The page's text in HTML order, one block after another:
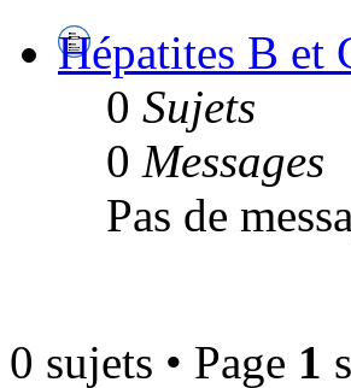
Hépatites B et
0 Sujets
0 Messages
Pas de
0 sujets • Page 1